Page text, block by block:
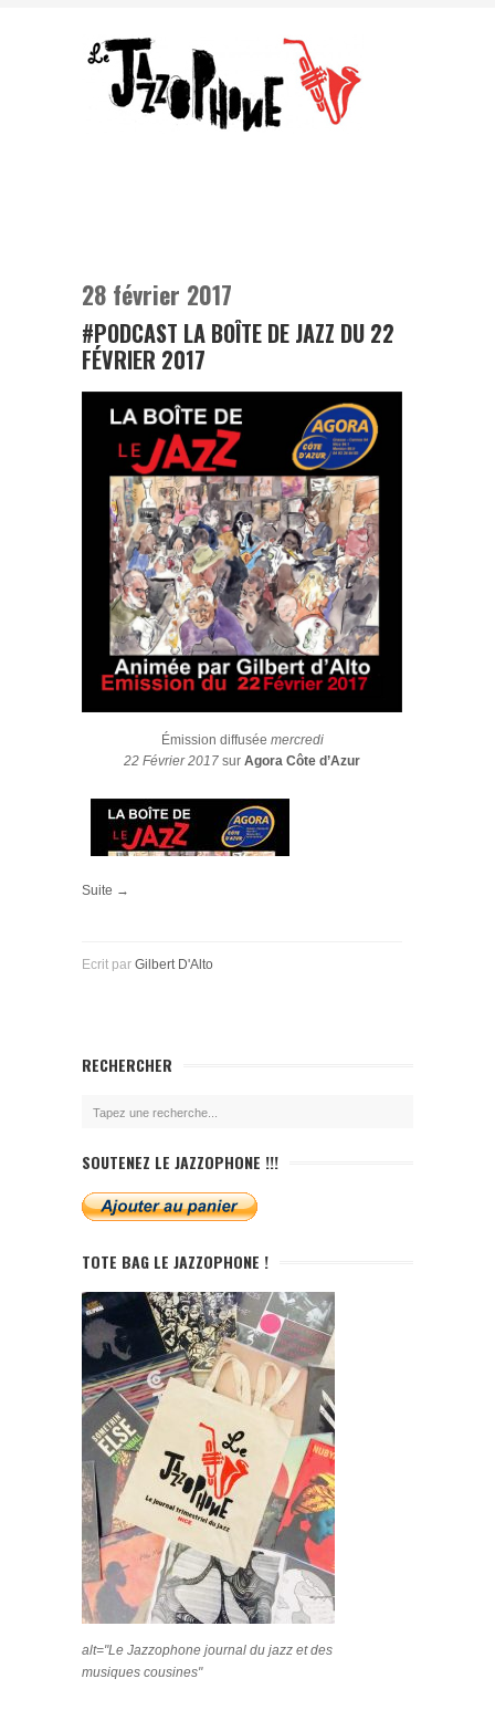
28 février 2017
#PODCAST LA BOÎTE DE JAZZ DU 22
FÉVRIER 2017
Émission diffusée mercredi
22 Février 2017 sur Agora Côte d’Azur
Suite →
Ecrit par Gilbert D'Alto
RECHERCHER
SOUTENEZ LE JAZZOPHONE !!!
TOTE BAG LE JAZZOPHONE !
alt="Le Jazzophone journal du jazz et des
musiques cousines"